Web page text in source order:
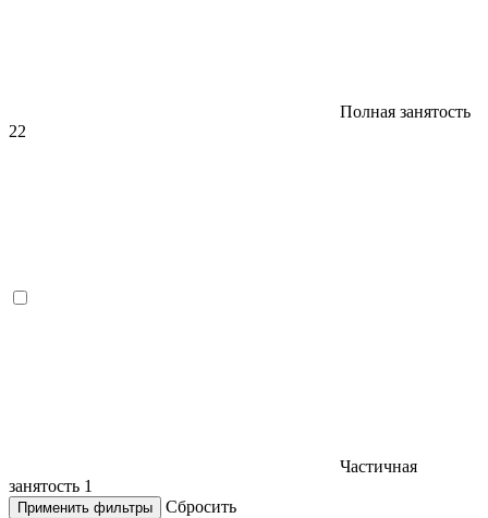
Полная занятость
22
Частичная
занятость 1
Применить фильтры
Сбросить